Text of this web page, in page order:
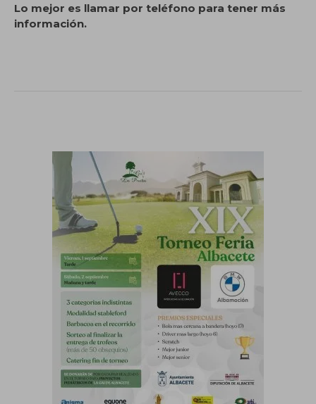
Lo mejor es llamar por teléfono para tener más
información.